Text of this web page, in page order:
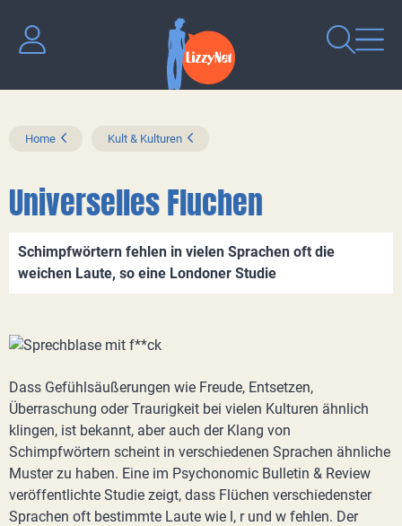
Home Kult & Kulturen
Universelles Fluchen
Schimpfwörtern fehlen in vielen Sprachen oft die
weichen Laute, so eine Londoner Studie
Dass Gefühlsäußerungen wie Freude, Entsetzen,
Überraschung oder Traurigkeit bei vielen Kulturen ähnlich
klingen, ist bekannt, aber auch der Klang von
Schimpfwörtern scheint in verschiedenen Sprachen ähnliche
Muster zu haben. Eine im Psychonomic Bulletin & Review
veröffentlichte Studie zeigt, dass Flüchen verschiedenster
Sprachen oft bestimmte Laute wie l, r und w fehlen. Der